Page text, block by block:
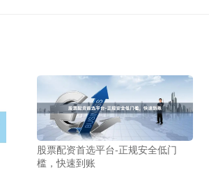
股票配资首选平台-正规安全低门
槛，快速到账